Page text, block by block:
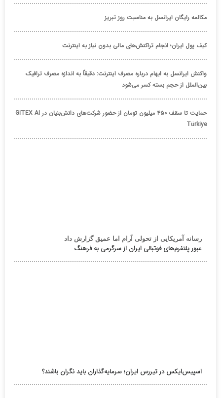
مکالمه رایگان ایرانسل به مناسبت روز تبریز
کیف پول ایران؛ انجام تراکنش‌های مالی بدون نیاز به اینترنت
واکنش ایرانسل به ابهام درباره مصرف اینترنت: دقیقاً به اندازه مصرف ترافیک
بین‌الملل از حجم بسته کسر می‌شود
حمایت تا سقف ۴۵۰ میلیون تومان از حضور شرکت‌های دانش‌بنیان در GITEX AI
Türkiye
رسانه آمریکایی از تحولی آرام اما عمیق گزارش داد
عبور پلتفرم‌های فوتبالی ایران از سرگرمی به فرهنگ
اسپیس‌ایکس در تیررس ایران؛ سرمایه‌گذاران باید نگران باشند؟